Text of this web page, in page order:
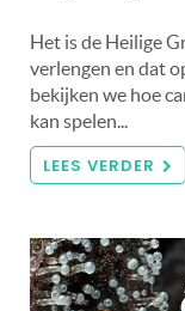
Het is de Heilige
verlengen en dat
bekijken we hoe
kan spelen...
LEES VERDER